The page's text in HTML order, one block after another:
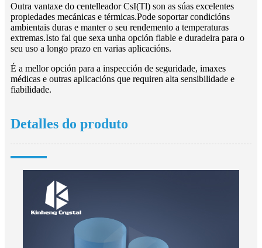
Outra vantaxe do centelleador CsI(Tl) son as súas excelentes
propiedades mecánicas e térmicas.Pode soportar condicións
ambientais duras e manter o seu rendemento a temperaturas
extremas.Isto fai que sexa unha opción fiable e duradeira para o
seu uso a longo prazo en varias aplicacións.
É a mellor opción para a inspección de seguridade, imaxes
médicas e outras aplicacións que requiren alta sensibilidade e
fiabilidade.
Detalles do produto